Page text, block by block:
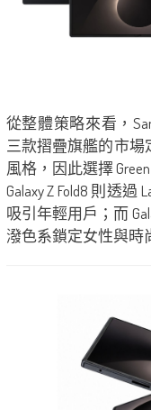
從整體策略來看，
三款摺疊旗艦的市場
風格，因此選擇 Green
Galaxy Z Fold8 則透過
吸引年輕用戶；而
潑色系鎖定女性與時